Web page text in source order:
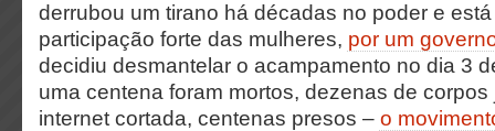
derrubou um tirano há décadas no poder e
participação forte das mulheres, por um
decidiu desmantelar o acampamento no dia 3
uma centena foram mortos, dezenas de
internet cortada, centenas presos – o